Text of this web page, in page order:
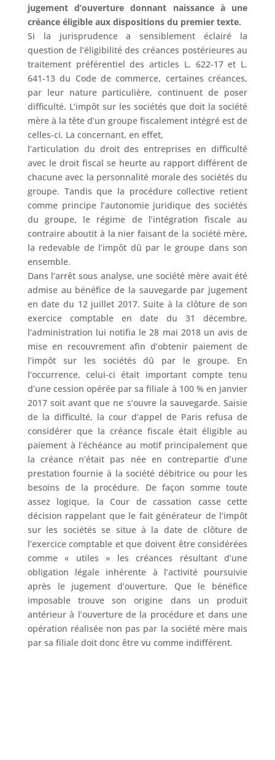
jugement d’ouverture donnant naissance à une
créance éligible aux dispositions du premier texte.
Si la jurisprudence a sensiblement éclairé la
question de l’éligibilité des créances postérieures au
traitement préférentiel des articles L. 622-17 et L.
641-13 du Code de commerce, certaines créances,
par leur nature particulière, continuent de poser
difficulté. L’impôt sur les sociétés que doit la société
mère à la tête d’un groupe fiscalement intégré est de
celles-ci. La concernant, en effet,
l’articulation du droit des entreprises en difficulté
avec le droit fiscal se heurte au rapport différent de
chacune avec la personnalité morale des sociétés du
groupe. Tandis que la procédure collective retient
comme principe l’autonomie juridique des sociétés
du groupe, le régime de l’intégration fiscale au
contraire aboutit à la nier faisant de la société mère,
la redevable de l’impôt dû par le groupe dans son
ensemble.
Dans l’arrêt sous analyse, une société mère avait été
admise au bénéfice de la sauvegarde par jugement
en date du 12 juillet 2017. Suite à la clôture de son
exercice comptable en date du 31 décembre,
l’administration lui notifia le 28 mai 2018 un avis de
mise en recouvrement afin d’obtenir paiement de
l’impôt sur les sociétés dû par le groupe. En
l’occurrence, celui-ci était important compte tenu
d’une cession opérée par sa filiale à 100 % en janvier
2017 soit avant que ne s’ouvre la sauvegarde. Saisie
de la difficulté, la cour d’appel de Paris refusa de
considérer que la créance fiscale était éligible au
paiement à l’échéance au motif principalement que
la créance n’était pas née en contrepartie d’une
prestation fournie à la société débitrice ou pour les
besoins de la procédure. De façon somme toute
assez logique, la Cour de cassation casse cette
décision rappelant que le fait générateur de l’impôt
sur les sociétés se situe à la date de clôture de
l’exercice comptable et que doivent être considérées
comme « utiles » les créances résultant d’une
obligation légale inhérente à l’activité poursuivie
après le jugement d’ouverture. Que le bénéfice
imposable trouve son origine dans un produit
antérieur à l’ouverture de la procédure et dans une
opération réalisée non pas par la société mère mais
par sa filiale doit donc être vu comme indifférent.